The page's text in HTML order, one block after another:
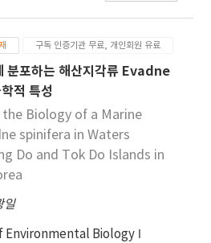
구독 인증기관 무료, 개인회원 유료
분포하는 해산지각류 Evadne
적 특성
Biology of a Marine
spinifera in Waters
Do and Tok Do Islands in
일
Environmental Biology